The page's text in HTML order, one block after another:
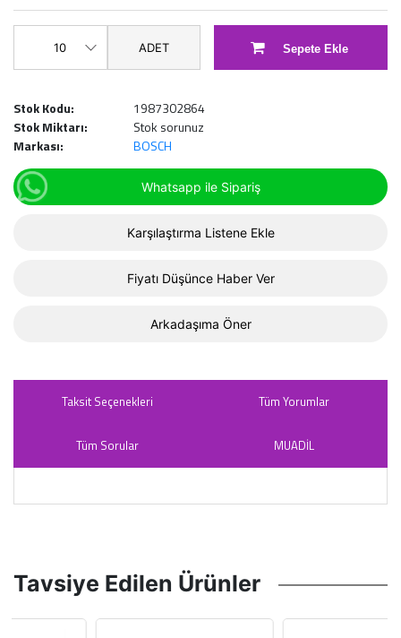
ADET Sepete Ekle
Stok Kodu:
1987302864
Stok Miktarı:
Stok sorunuz
Markası:
BOSCH
Whatsapp ile Sipariş
Karşılaştırma Listene Ekle
Fiyatı Düşünce Haber Ver
Arkadaşıma Öner
Taksit Seçenekleri Tüm Yorumlar
Tüm Sorular MUADİL
Tavsiye Edilen Ürünler